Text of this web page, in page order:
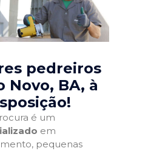
pedreiros
Novo, BA, à
é um
em
pequenas